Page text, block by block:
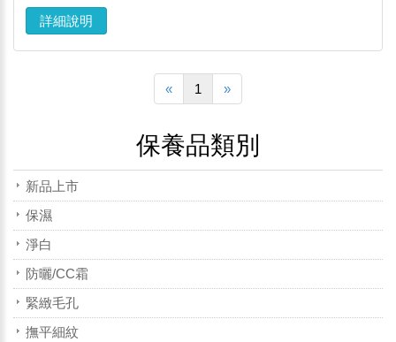
詳細說明
« 1 »
保養品類別
新品上市
保濕
淨白
防曬/CC霜
緊緻毛孔
撫平細紋